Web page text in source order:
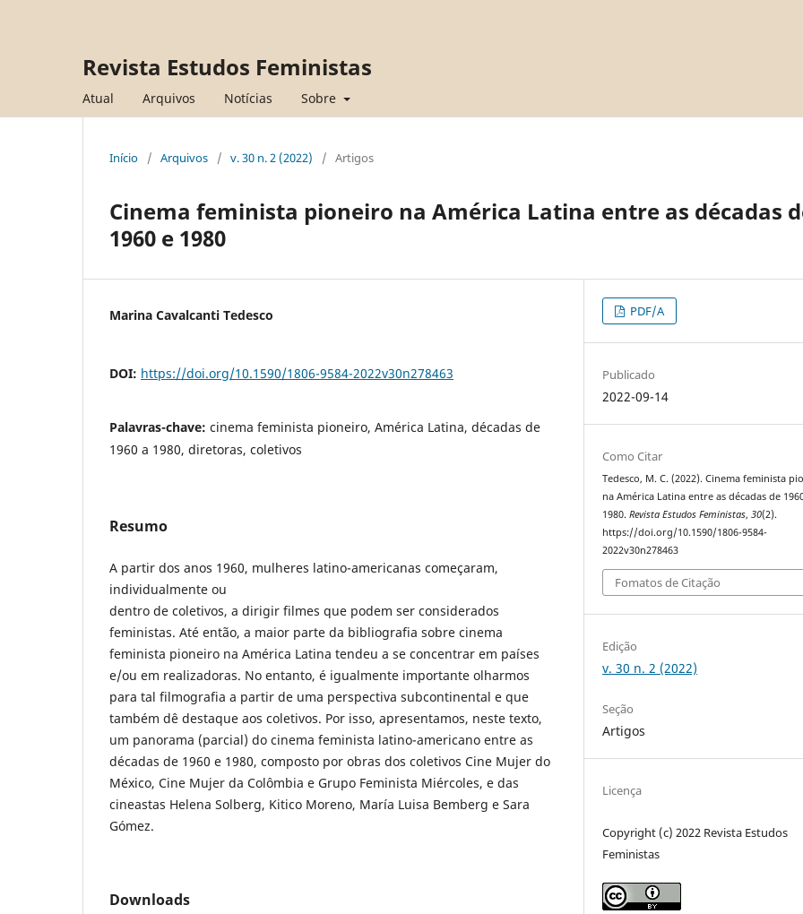
Revista Estudos Feministas
Atual Arquivos Notícias Sobre
Início / Arquivos / v. 30 n. 2 (2022) / Artigos
Cinema feminista pioneiro na América Latina entre as décadas
1960 e 1980
Marina Cavalcanti Tedesco
DOI: https://doi.org/10.1590/1806-9584-2022v30n278463
Palavras-chave: cinema feminista pioneiro, América Latina, décadas de
1960 a 1980, diretoras, coletivos
Resumo
A partir dos anos 1960, mulheres latino-americanas começaram,
individualmente ou
dentro de coletivos, a dirigir filmes que podem ser considerados
feministas. Até então, a maior parte da bibliografia sobre cinema
feminista pioneiro na América Latina tendeu a se concentrar em países
e/ou em realizadoras. No entanto, é igualmente importante olharmos
para tal filmografia a partir de uma perspectiva subcontinental e que
também dê destaque aos coletivos. Por isso, apresentamos, neste texto,
um panorama (parcial) do cinema feminista latino-americano entre as
décadas de 1960 e 1980, composto por obras dos coletivos Cine Mujer do
México, Cine Mujer da Colômbia e Grupo Feminista Miércoles, e das
cineastas Helena Solberg, Kitico Moreno, María Luisa Bemberg e Sara
Gómez.
Downloads
PDF/A
Publicado
2022-09-14
Como Citar
Tedesco, M. C. (2022). Cinema feminista
na América Latina entre as décadas de
1980.Revista Estudos Feministas,30(2).
https://doi.org/10.1590/1806-9584-
2022v30n278463
Fomatos de Citação
Edição
v. 30 n. 2 (2022)
Seção
Artigos
Licença
Copyright (c) 2022 Revista Estudos
Feministas